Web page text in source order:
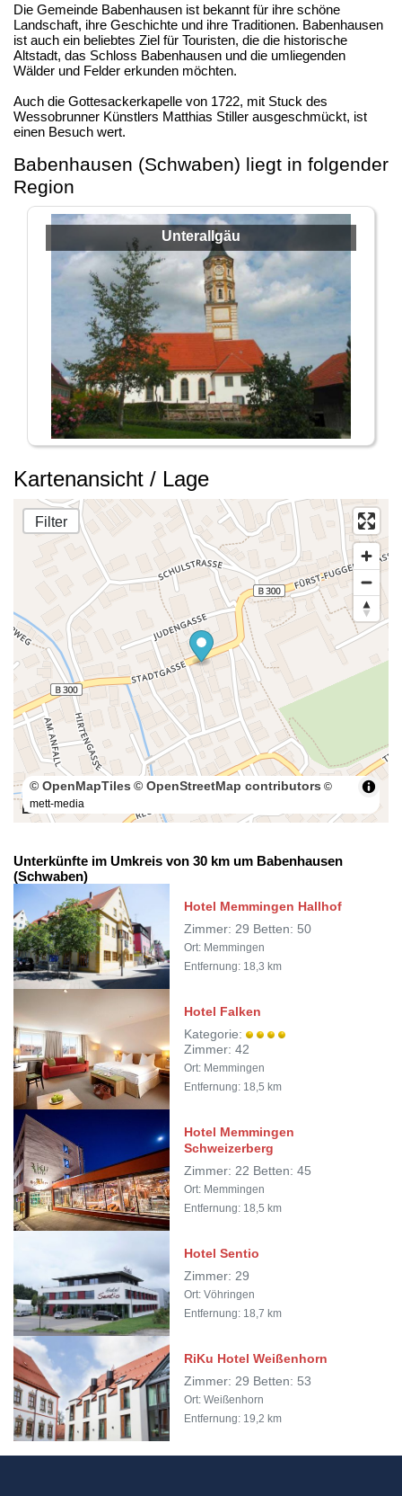
Die Gemeinde Babenhausen ist bekannt für ihre schöne
Landschaft, ihre Geschichte und ihre Traditionen. Babenhausen
ist auch ein beliebtes Ziel für Touristen, die die historische
Altstadt, das Schloss Babenhausen und die umliegenden
Wälder und Felder erkunden möchten.
Auch die Gottesackerkapelle von 1722, mit Stuck des
Wessobrunner Künstlers Matthias Stiller ausgeschmückt, ist
einen Besuch wert.
Babenhausen (Schwaben) liegt in folgender
Region
Unterallgäu
Kartenansicht / Lage
Filter
100 m
© OpenMapTiles © OpenStreetMap contributors ©
mett-media
Unterkünfte im Umkreis von 30 km um Babenhausen
(Schwaben)
Hotel Memmingen Hallhof
Zimmer: 29 Betten: 50
Ort: Memmingen
Entfernung: 18,3 km
Hotel Falken
Kategorie:
Zimmer: 42
Ort: Memmingen
Entfernung: 18,5 km
Hotel Memmingen
Schweizerberg
Zimmer: 22 Betten: 45
Ort: Memmingen
Entfernung: 18,5 km
Hotel Sentio
Zimmer: 29
Ort: Vöhringen
Entfernung: 18,7 km
RiKu Hotel Weißenhorn
Zimmer: 29 Betten: 53
Ort: Weißenhorn
Entfernung: 19,2 km